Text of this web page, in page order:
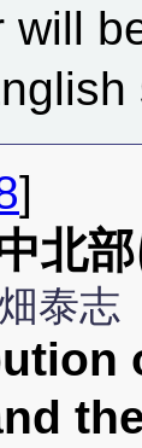
will
]
北
泰志